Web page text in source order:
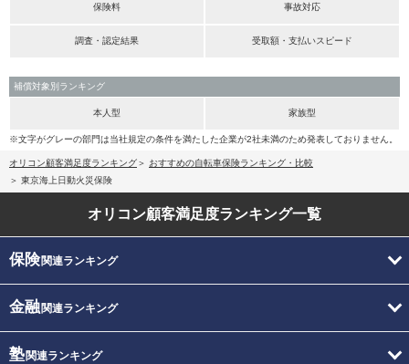
保険料 事故対応
調査・認定結果 受取額・支払いスピード
補償対象別ランキング
本人型 家族型
※文字がグレーの部門は当社規定の条件を満たした企業が2社未満のため発表しておりません。
オリコン顧客満足度ランキング
おすすめの自転車保険ランキング・比較
東京海上日動火災保険
オリコン顧客満足度ランキング一覧
保険関連ランキング
金融関連ランキング
塾関連ランキング